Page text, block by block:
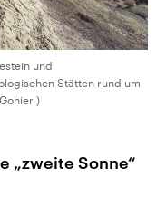
und
Stätten rund um
)
„zweite Sonne“